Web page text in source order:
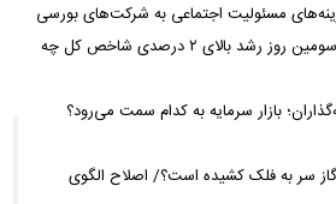
مسئولیت اجتماعی به شرکت‌های بورسی
هجوم حقیقی‌ها به بورس؛ سومین روز رشد بالای ۲ درصدی شاخص کل چه
بازار سرمایه به کدام سمت می‌رود؟
سر به فلک کشیده است؟/ اصلاح الگوی